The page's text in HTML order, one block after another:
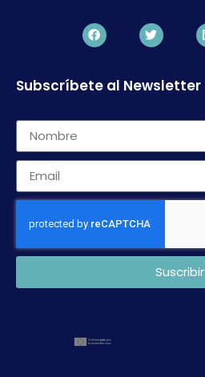
Subscríbete al Newsletter
Suscribir